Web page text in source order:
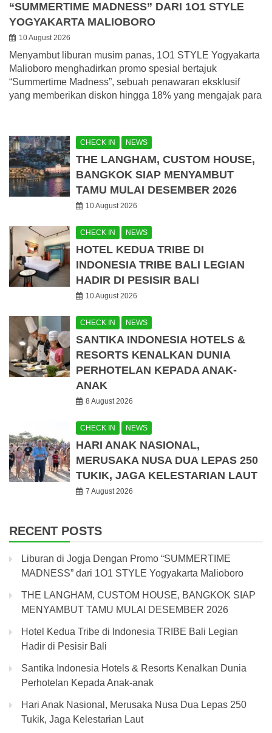
“SUMMERTIME MADNESS” DARI 1O1 STYLE
YOGYAKARTA MALIOBORO
10 August 2026
Menyambut liburan musim panas, 1O1 STYLE Yogyakarta
Malioboro menghadirkan promo spesial bertajuk
“Summertime Madness”, sebuah penawaran eksklusif
yang memberikan diskon hingga 18% yang mengajak para
CHECK IN NEWS
THE LANGHAM, CUSTOM HOUSE,
BANGKOK SIAP MENYAMBUT
TAMU MULAI DESEMBER 2026
10 August 2026
CHECK IN NEWS
HOTEL KEDUA TRIBE DI
INDONESIA TRIBE BALI LEGIAN
HADIR DI PESISIR BALI
10 August 2026
CHECK IN NEWS
SANTIKA INDONESIA HOTELS &
RESORTS KENALKAN DUNIA
PERHOTELAN KEPADA ANAK-
ANAK
8 August 2026
CHECK IN NEWS
HARI ANAK NASIONAL,
MERUSAKA NUSA DUA LEPAS 250
TUKIK, JAGA KELESTARIAN LAUT
7 August 2026
RECENT POSTS
Liburan di Jogja Dengan Promo “SUMMERTIME
MADNESS” dari 1O1 STYLE Yogyakarta Malioboro
THE LANGHAM, CUSTOM HOUSE, BANGKOK SIAP
MENYAMBUT TAMU MULAI DESEMBER 2026
Hotel Kedua Tribe di Indonesia TRIBE Bali Legian
Hadir di Pesisir Bali
Santika Indonesia Hotels & Resorts Kenalkan Dunia
Perhotelan Kepada Anak-anak
Hari Anak Nasional, Merusaka Nusa Dua Lepas 250
Tukik, Jaga Kelestarian Laut